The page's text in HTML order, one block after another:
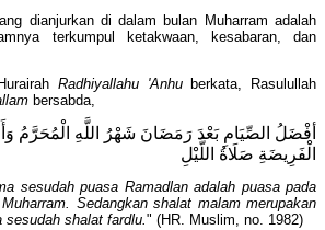
dianjurkan di dalam bulan Muharram adalah
terkumpul ketakwaan, kesabaran, dan
Radhiyallahu 'Anhuberkata, Rasulullah
bersabda,
أفْضَلُ الصِّيَامِ بَعْدَ رَمَضَانَ شَهْرُ اللَّهِ الْمُحَرَّمُ
الْفَرِيضَةِ صَلَاةُ اللَّيْلِ
sesudah puasa Ramadlan adalah puasa pada
Sedangkan shalat malam merupakan
shalat fardlu." (HR. Muslim, no. 1982)